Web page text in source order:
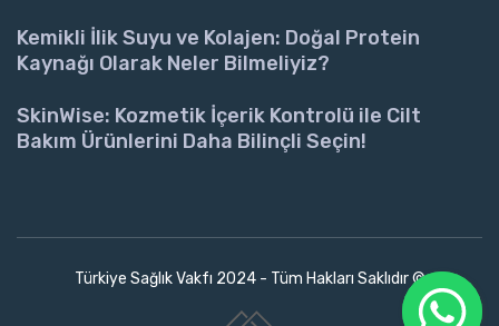
Kemikli İlik Suyu ve Kolajen: Doğal Protein
Kaynağı Olarak Neler Bilmeliyiz?
SkinWise: Kozmetik İçerik Kontrolü ile Cilt
Bakım Ürünlerini Daha Bilinçli Seçin!
Türkiye Sağlık Vakfı 2024 - Tüm Hakları Saklıdır ©